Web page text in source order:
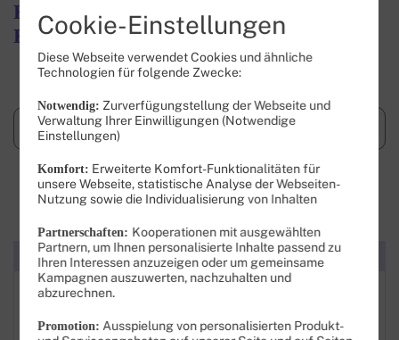
Hier findest Du Wissenswertes und
Hilfestellungen.
Suchen
Kategorien
FAQ: Am häufigsten gesucht
Festnetz
Cookie-Einstellungen
Diese Webseite verwendet Cookies und ähnliche
Technologien für folgende Zwecke:
Notwendig: Zurverfügungstellung der Webseite und
Verwaltung Ihrer Einwilligungen (Notwendige
Einstellungen)
Komfort: Erweiterte Komfort-Funktionalitäten für
unsere Webseite, statistische Analyse der Webseiten-
Nutzung sowie die Individualisierung von Inhalten
Partnerschaften: Kooperationen mit ausgewählten
Partnern, um Ihnen personalisierte Inhalte passend zu
Ihren Interessen anzuzeigen oder um gemeinsame
Kampagnen auszuwerten, nachzuhalten und
abzurechnen.
Promotion: Ausspielung von personalisierten Produkt-